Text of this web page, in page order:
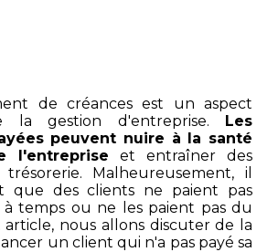
de créances est un aspect
la gestion d'entreprise. Les
peuvent nuire à la santé
l'entrepriseet entraîner des
Malheureusement, il
que des clients ne paient pas
à temps ou ne les paient pas du
nous allons discuter de la
un client qui n'a pas payé sa